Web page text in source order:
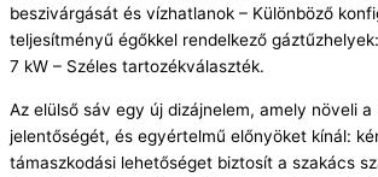
beszivárgását és vízhatlanok – Különböző
teljesítményű égőkkel rendelkező
7 kW – Széles tartozékválaszték.
Az elülső sáv egy új dizájnelem, amely növeli
jelentőségét, és egyértelmű előnyöket kínál:
támaszkodási lehetőséget biztosít a szakács